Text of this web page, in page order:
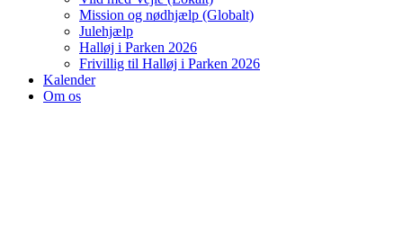
Mission og nødhjælp (Globalt)
Julehjælp
Halløj i Parken 2026
Frivillig til Halløj i Parken 2026
Kalender
Om os